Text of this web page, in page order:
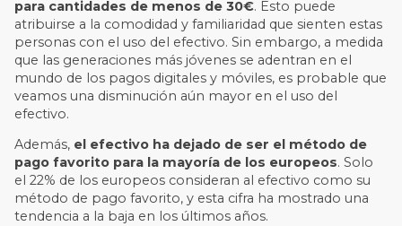
para cantidades de menos de 30€. Esto puede
atribuirse a la comodidad y familiaridad que sienten estas
personas con el uso del efectivo. Sin embargo, a medida
que las generaciones más jóvenes se adentran en el
mundo de los pagos digitales y móviles, es probable que
veamos una disminución aún mayor en el uso del
efectivo.
Además, el efectivo ha dejado de ser el método de
pago favorito para la mayoría de los europeos. Solo
el 22% de los europeos consideran al efectivo como su
método de pago favorito, y esta cifra ha mostrado una
tendencia a la baja en los últimos años.